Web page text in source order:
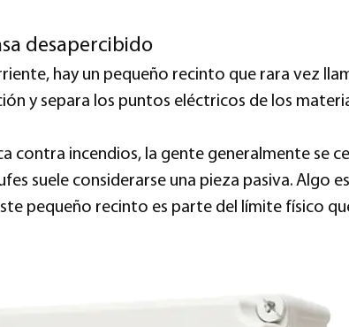
desapercibido
hay un pequeño recinto que rara vez
y separa los puntos eléctricos de los
contra incendios, la gente generalmente se
suele considerarse una pieza pasiva. Algo
pequeño recinto es parte del límite físico